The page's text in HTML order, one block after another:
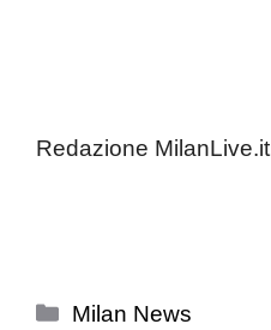
Redazione MilanLive.it
Categorie
Milan News